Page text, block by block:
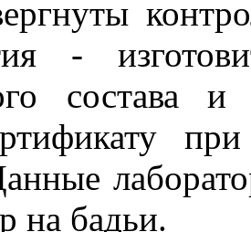
-
состава
на бадьи.